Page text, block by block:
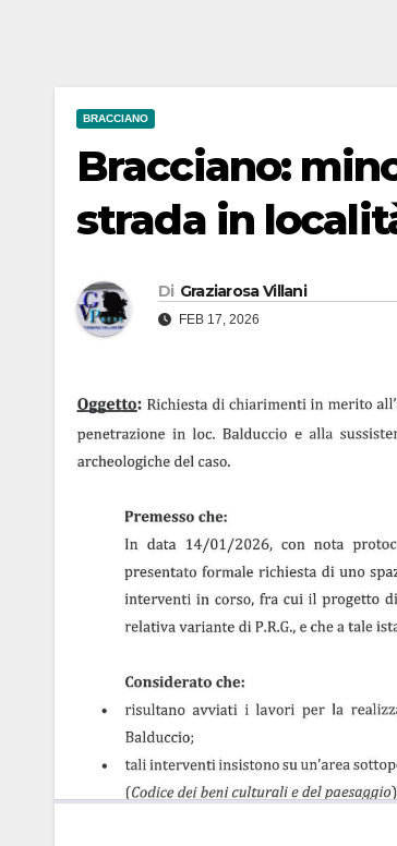
BRACCIANO
Bracciano:
strada in
Di Graziarosa Villani
FEB 17, 2026